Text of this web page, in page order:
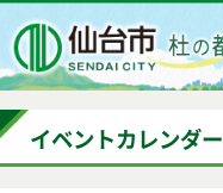
イベントカレンダー